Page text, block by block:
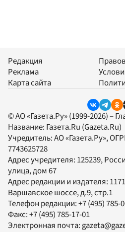
Редакция
Реклама
Карта сайта
© АО «Газета.Ру» (1999-2026) –
Название: Газета.Ru (Gazeta.Ru)
Учредитель:АО «Газета.Ру»,
7743625728
Адрес учредителя: 125239,
улица, дом 67
Адрес редакции и издателя:
Варшавское шоссе, д.9, стр.1
Телефон редакции:+7 (495) 785-
Факс:+7 (495) 785-17-01
Электронная почта: